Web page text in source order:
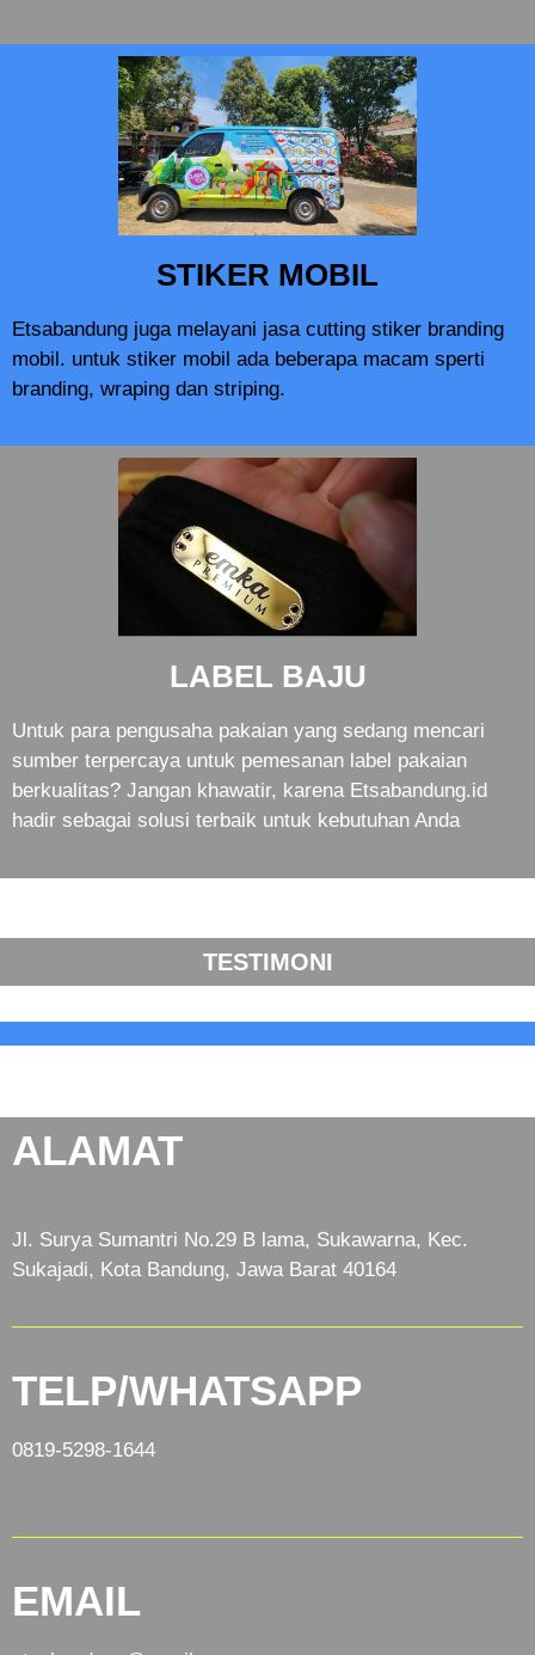
STIKER MOBIL
Etsabandung juga melayani jasa cutting stiker branding
mobil. untuk stiker mobil ada beberapa macam sperti
branding, wraping dan striping.
LABEL BAJU
Untuk para pengusaha pakaian yang sedang mencari
sumber terpercaya untuk pemesanan label pakaian
berkualitas? Jangan khawatir, karena Etsabandung.id
hadir sebagai solusi terbaik untuk kebutuhan Anda
TESTIMONI
ALAMAT
Jl. Surya Sumantri No.29 B lama, Sukawarna, Kec.
Sukajadi, Kota Bandung, Jawa Barat 40164
TELP/WHATSAPP
0819-5298-1644
EMAIL